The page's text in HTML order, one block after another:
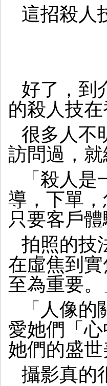
這招殺人
好了，到
的殺人技在
很多人不
訪問過，就
「殺人
導，下單
只要客戶
拍照的技
在虛焦到
至為重要。
「人像
愛她們「
她們的盛
攝影真的